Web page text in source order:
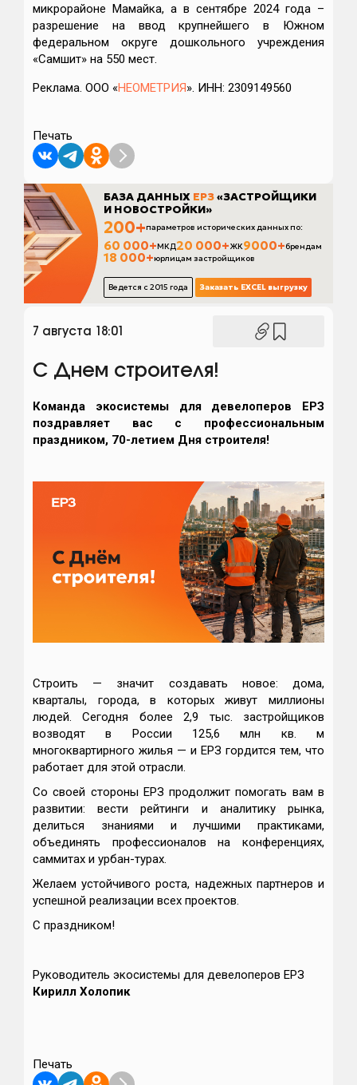
микрорайоне Мамайка, а в сентябре 2024 года –
разрешение на ввод крупнейшего в Южном
федеральном округе дошкольного учреждения
«Самшит» на 550 мест.
Реклама. ООО «НЕОМЕТРИЯ». ИНН: 2309149560
Печать
7 августа 18:01
С Днем строителя!
Команда экосистемы для девелоперов ЕРЗ
поздравляет вас с профессиональным
праздником, 70-летием Дня строителя!
Строить — значит создавать новое: дома,
кварталы, города, в которых живут миллионы
людей. Сегодня более 2,9 тыс. застройщиков
возводят в России 125,6 млн кв. м
многоквартирного жилья — и ЕРЗ гордится тем, что
работает для этой отрасли.
Со своей стороны ЕРЗ продолжит помогать вам в
развитии: вести рейтинги и аналитику рынка,
делиться знаниями и лучшими практиками,
объединять профессионалов на конференциях,
саммитах и урбан-турах.
Желаем устойчивого роста, надежных партнеров и
успешной реализации всех проектов.
С праздником!
Руководитель экосистемы для девелоперов ЕРЗ
Кирилл Холопик
Печать